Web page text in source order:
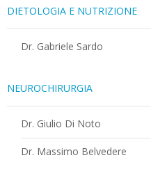
DIETOLOGIA E NUTRIZIONE
Dr. Gabriele Sardo
NEUROCHIRURGIA
Dr. Giulio Di Noto
Dr. Massimo Belvedere